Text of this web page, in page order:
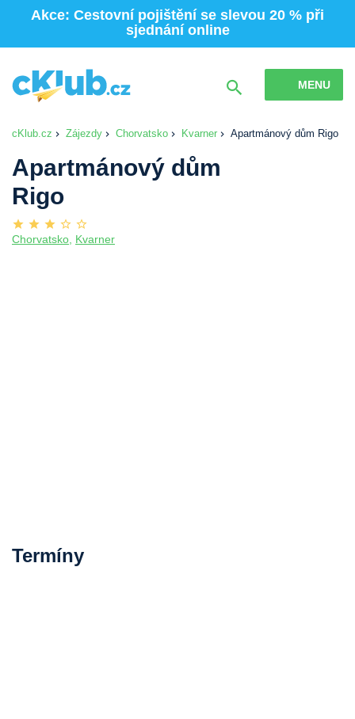
Akce: Cestovní pojištění se slevou 20 % při
sjednání online
MENU
cKlub.cz Zájezdy Chorvatsko Kvarner Apartmánový dům Rigo
Apartmánový dům
Rigo
Chorvatsko, Kvarner
Termíny